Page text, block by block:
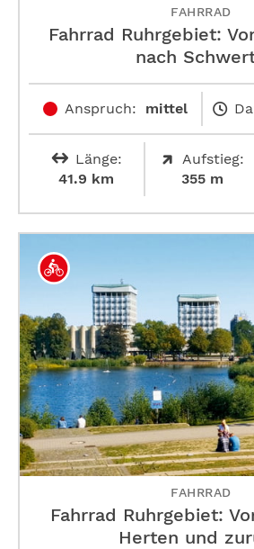
FAHRRAD
Fahrrad Ruhrgebiet:
nach
Anspruch: mittel
Länge:
41.9 km
Aufstieg:
355 m
FAHRRAD
Fahrrad Ruhrgebiet:
Herten und